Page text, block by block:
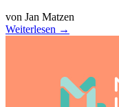
von Jan Matzen
Weiterlesen →